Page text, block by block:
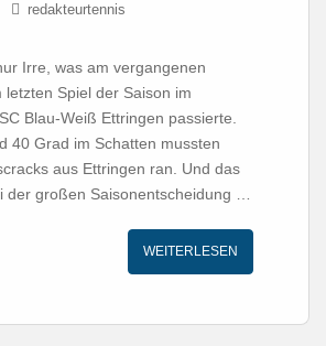
redakteurtennis
Irre, was am vergangenen
letzten Spiel der Saison im
Blau-Weiß Ettringen passierte.
40 Grad im Schatten mussten
aus Ettringen ran. Und das
der großen Saisonentscheidung …
WEITERLESEN